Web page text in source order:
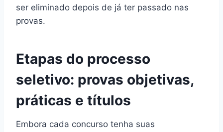
ser eliminado depois de já ter passado nas
provas.
Etapas do processo
seletivo: provas objetivas,
práticas e títulos
Embora cada concurso tenha suas